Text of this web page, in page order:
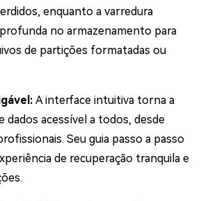
enquanto a varredura
no armazenamento para
de partições formatadas ou
A interface intuitiva torna a
dados acessível a todos, desde
Seu guia passo a passo
de recuperação tranquila e